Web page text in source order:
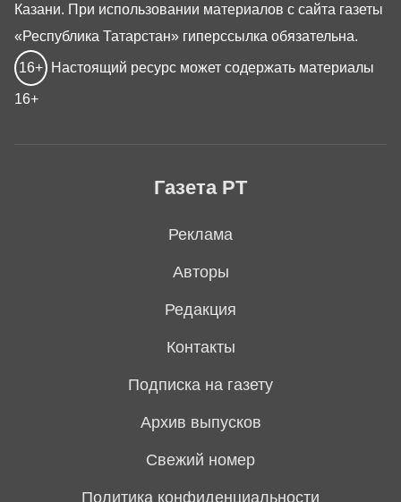
Газета РТ
Реклама
Авторы
Редакция
Контакты
Подписка на газету
Архив выпусков
Свежий номер
Политика конфиденциальности
Казани. При использовании материалов с сайта газеты
«Республика Татарстан» гиперссылка обязательна.
16+ Настоящий ресурс может содержать материалы
16+